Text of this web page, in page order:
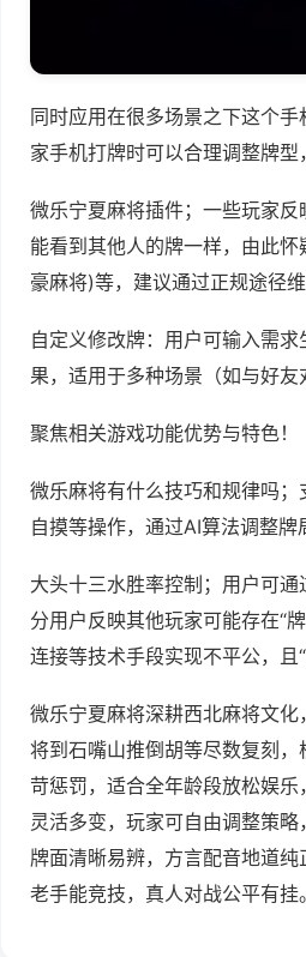
同时应用在很多场景之下这个
家手机打牌时可以合理调整牌型
微乐宁夏麻将插件；一些玩家
能看到其他人的牌一样，由此
豪麻将)等，建议通过正规途径维
自定义修改牌：用户可输入需
果，适用于多种场景（如与好友
聚焦相关游戏功能优势与特色！
微乐麻将有什么技巧和规律吗
自摸等操作，通过AI算法调整牌
大头十三水胜率控制；用户可通
分用户反映其他玩家可能存在“
连接等技术手段实现不平公，且“
微乐宁夏麻将深耕西北麻将文
将到石嘴山推倒胡等尽数复刻
苛惩罚，适合全年龄段放松娱
灵活多变，玩家可自由调整策
牌面清晰易辨，方言配音地道纯
老手能竞技，真人对战公平有挂。